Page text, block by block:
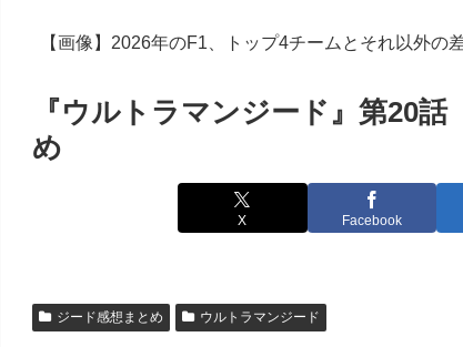
韓国人「実は日本経済を支えて生かしている
も感謝してるらしい…（ﾌﾞﾙﾌﾞﾙ」＝韓国の反
応
海外「日本よ、お前がナンバーワンだ」 熊
本地震直後の日本の対応のスピードに世界が
★【ワートリ】細かい情報まで含めて構成さ
れたキャラの掛け合いだからなぁ（約100人）
【画像】2026年のF1、トップ4チームとそれ以外の
『ウルトラマンジード』第20
め
X Facebook
ジード感想まとめ ウルトラマンジード